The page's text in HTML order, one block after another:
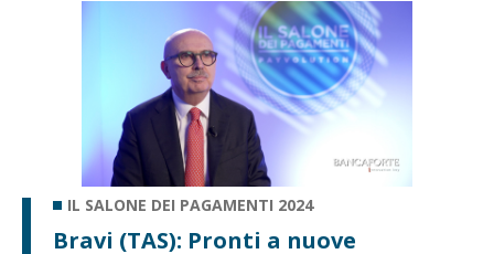
IL SALONE DEI PAGAMENTI 2024
Bravi (TAS): Pronti a nuove